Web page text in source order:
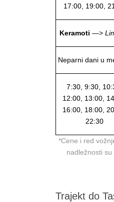
17:00, 19:00,
Keramoti —>
Neparni dani u
7:30, 9:30,
12:00, 13:00,
16:00, 18:00,
22:30
*Cene i red
nadležnosti
Trajekt do